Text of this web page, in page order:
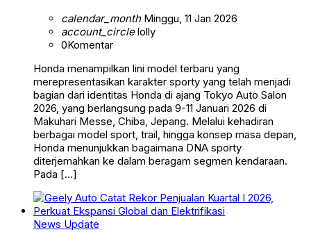
calendar_monthMinggu, 11 Jan 2026
account_circlelolly
0Komentar
Honda menampilkan lini model terbaru yang
merepresentasikan karakter sporty yang telah menjadi
bagian dari identitas Honda di ajang Tokyo Auto Salon
2026, yang berlangsung pada 9-11 Januari 2026 di
Makuhari Messe, Chiba, Jepang. Melalui kehadiran
berbagai model sport, trail, hingga konsep masa depan,
Honda menunjukkan bagaimana DNA sporty
diterjemahkan ke dalam beragam segmen kendaraan.
Pada […]
News Update